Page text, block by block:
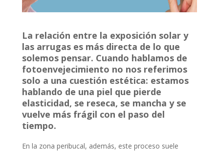
La relación entre la exposición solar y
las arrugas es más directa de lo que
solemos pensar. Cuando hablamos de
fotoenvejecimiento no nos referimos
solo a una cuestión estética: estamos
hablando de una piel que pierde
elasticidad, se reseca, se mancha y se
vuelve más frágil con el paso del
tiempo.
En la zona peribucal, además, este proceso suele